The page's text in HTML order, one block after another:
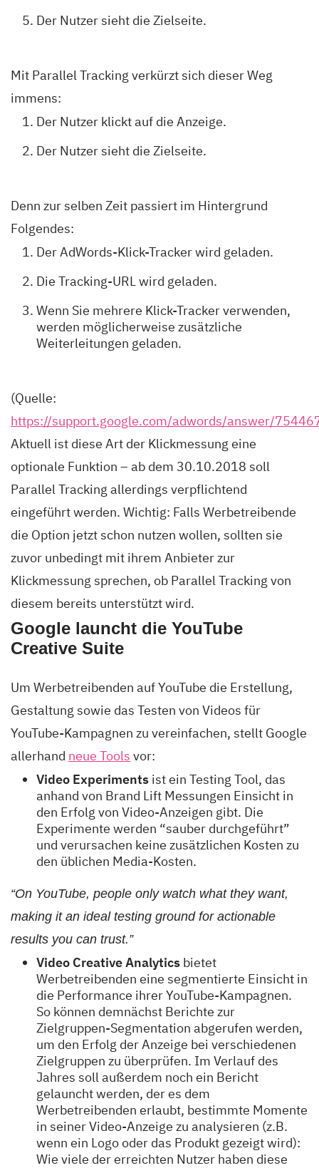
Der Nutzer sieht die Zielseite.
Mit Parallel Tracking verkürzt sich dieser Weg
immens:
Der Nutzer klickt auf die Anzeige.
Der Nutzer sieht die Zielseite.
Denn zur selben Zeit passiert im Hintergrund
Folgendes:
Der AdWords-Klick-Tracker wird geladen.
Die Tracking-URL wird geladen.
Wenn Sie mehrere Klick-Tracker verwenden,
werden möglicherweise zusätzliche
Weiterleitungen geladen.
(Quelle:
https://support.google.com/adwords/answer/
Aktuell ist diese Art der Klickmessung eine
optionale Funktion – ab dem 30.10.2018 soll
Parallel Tracking allerdings verpflichtend
eingeführt werden. Wichtig: Falls Werbetreibende
die Option jetzt schon nutzen wollen, sollten sie
zuvor unbedingt mit ihrem Anbieter zur
Klickmessung sprechen, ob Parallel Tracking von
diesem bereits unterstützt wird.
Google launcht die YouTube
Creative Suite
Um Werbetreibenden auf YouTube die Erstellung,
Gestaltung sowie das Testen von Videos für
YouTube-Kampagnen zu vereinfachen, stellt Google
allerhand neue Tools vor:
Video Experiments ist ein Testing Tool, das
anhand von Brand Lift Messungen Einsicht in
den Erfolg von Video-Anzeigen gibt. Die
Experimente werden “sauber durchgeführt”
und verursachen keine zusätzlichen Kosten zu
den üblichen Media-Kosten.
“On YouTube, people only watch what they want,
making it an ideal testing ground for actionable
results you can trust.”
Video Creative Analytics bietet
Werbetreibenden eine segmentierte Einsicht in
die Performance ihrer YouTube-Kampagnen.
So können demnächst Berichte zur
Zielgruppen-Segmentation abgerufen werden,
um den Erfolg der Anzeige bei verschiedenen
Zielgruppen zu überprüfen. Im Verlauf des
Jahres soll außerdem noch ein Bericht
gelauncht werden, der es dem
Werbetreibenden erlaubt, bestimmte Momente
in seiner Video-Anzeige zu analysieren (z.B.
wenn ein Logo oder das Produkt gezeigt wird):
Wie viele der erreichten Nutzer haben diese